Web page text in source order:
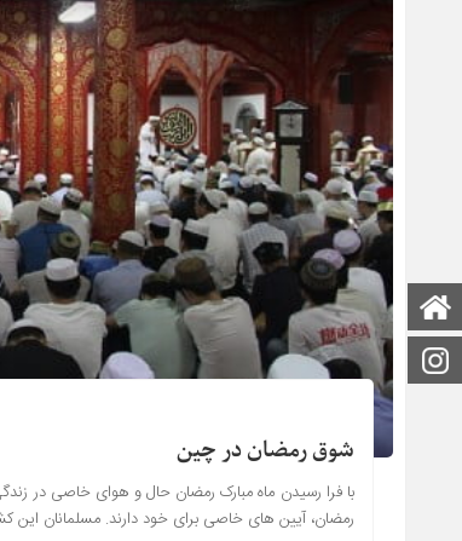
صفحه اصلی
اینستاگرام
شوق رمضان در چین
با فرا رسیدن ماه مبارک رمضان حال و هوای خاصی در
رمضان، آیین های خاصی برای خود دارند. مسلمانان